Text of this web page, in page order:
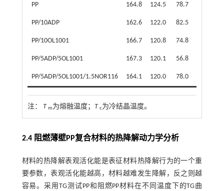
PP 164.8 124.5 78.7
PP/10ADP 162.6 122.0 82.5
PP/10OL1001 166.7 120.8 74.8
PP/5ADP/5OL1001 167.3 120.1 56.8
PP/5ADP/5OL1001/1.5NOR116 164.1 120.0 78.0
注： T m为熔融温度； T c为冷结晶温度。
2.4 阻燃薄壁PP复合材料的热降解动力学分析
材料的热降解表观活化能是表征材料热降解行为的一个重
要参数，表观活化能越高，材料越难发生降解，反之则越
容易。采用TG测试PP和阻燃PP材料在不同温度下的TG曲